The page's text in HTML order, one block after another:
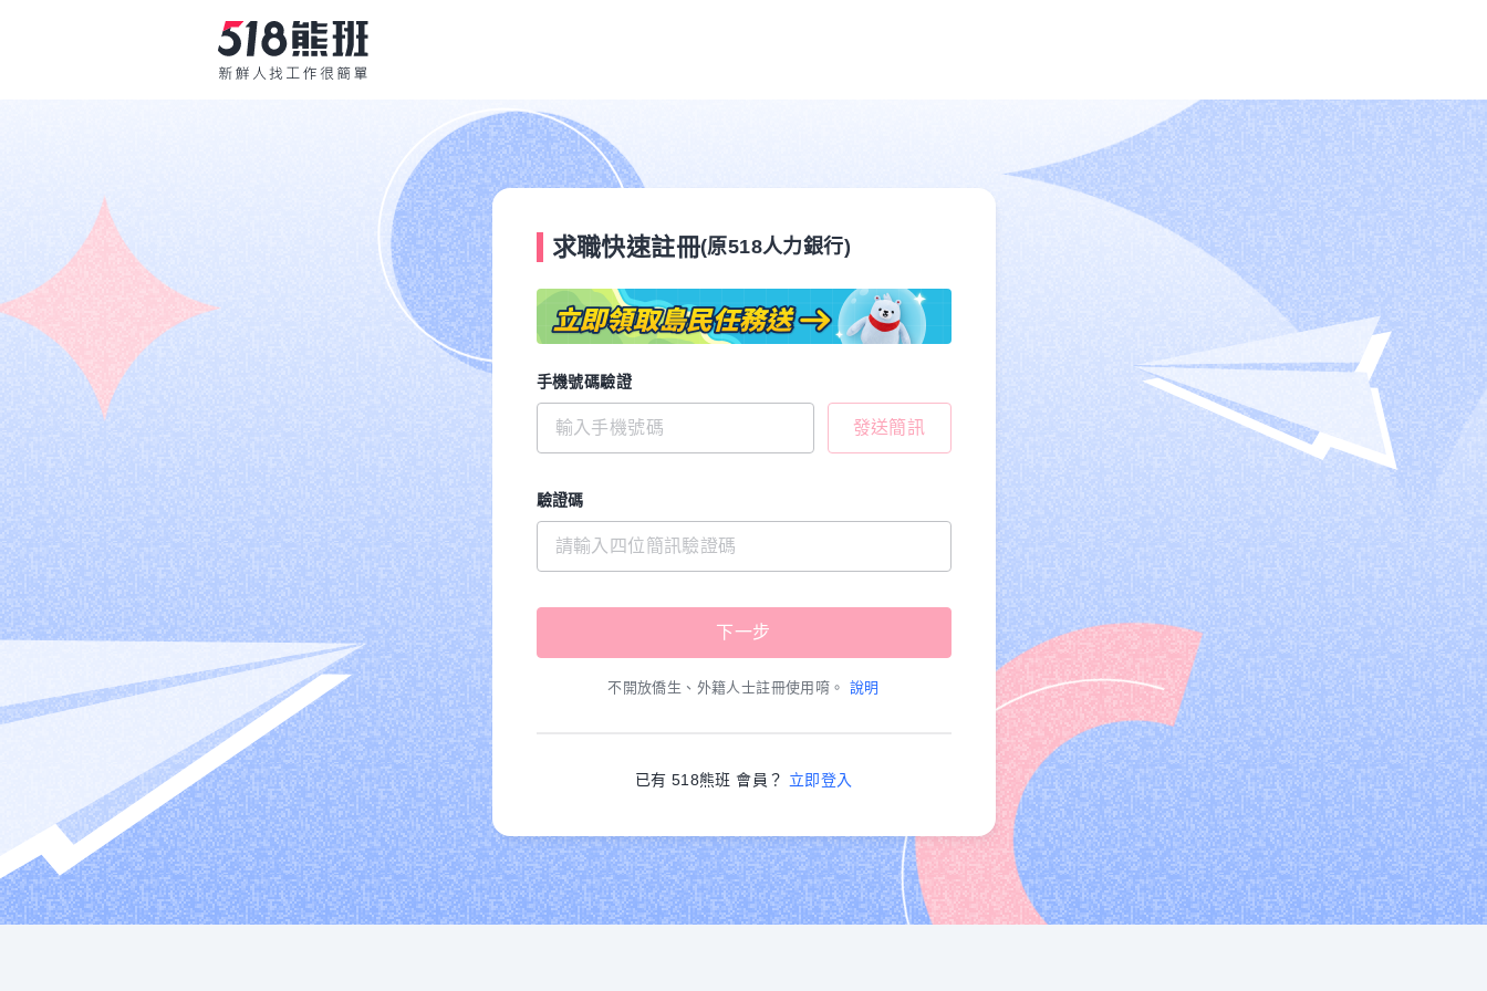
求職快速註冊(原518人力銀行)
手機號碼驗證
發送簡訊
驗證碼
不開放僑生、外籍人士註冊使用唷。 說明
已有 518熊班 會員？ 立即登入